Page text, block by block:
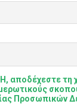
αποδέχεστε τη
Προσωπικών